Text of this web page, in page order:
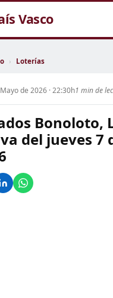
Vasco
› Loterías
de 2026 · 22:30h1 min de
Bonoloto,
del jueves 7